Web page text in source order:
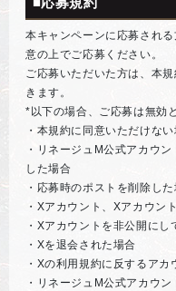
本キャンペーンに応募され
意の上でご応募ください。
ご応募いただいた方は、本
きます。
*以下の場合、ご応募は無効
・本規約に同意いただけな
・リネージュM公式アカウ
した場合
・応募時のポストを削除し
・Xアカウント、Xアカウン
・Xアカウントを非公開にし
・Xを退会された場合
・Xの利用規約に反するア
・リネージュM公式アカウ